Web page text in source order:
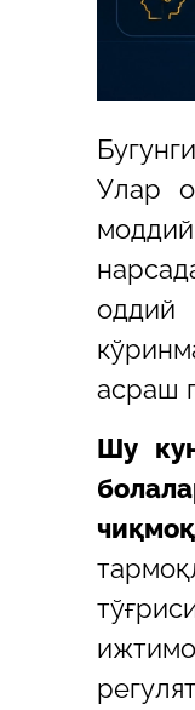
Улар
оддий
асраш
Шу